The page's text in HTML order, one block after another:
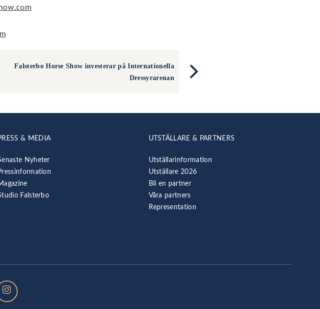
Falsterbo Horse Show investerar på Internationella
Dressyrarenan
& MEDIA
Nyheter
Falsterbo
UTSTÄLLARE & PARTNERS
Utställarinformation
Utställare 2026
Bli en partner
Våra partners
Representation